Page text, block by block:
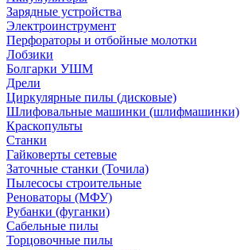
Зарядные устройства
Электроинструмент
Перфораторы и отбойные молотки
Лобзики
Болгарки УШМ
Дрели
Циркулярные пилы (дисковые)
Шлифовальные машинки (шлифмашинки)
Краскопульты
Станки
Гайковерты сетевые
Заточные станки (Точила)
Пылесосы строительные
Реноваторы (МФУ)
Рубанки (фуганки)
Сабельные пилы
Торцовочные пилы